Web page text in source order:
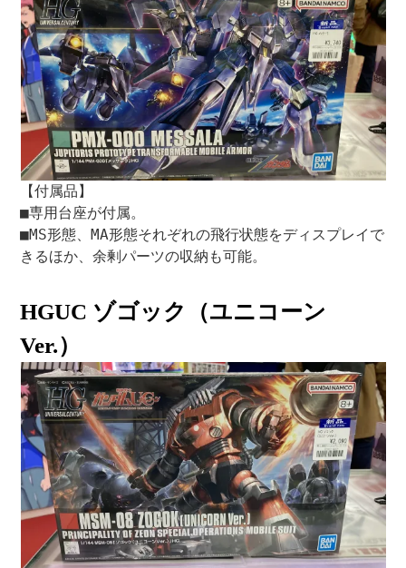
【付属品】
■専用台座が付属。
■MS形態、MA形態それぞれの飛行状態をディスプレイで
きるほか、余剰パーツの収納も可能。
HGUC ゾゴック（ユニコーン
Ver.）